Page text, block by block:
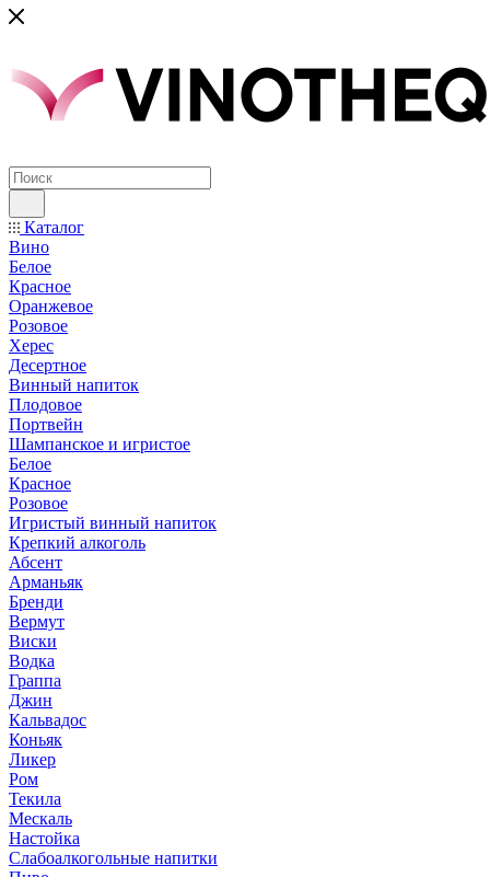
Каталог
Вино
Белое
Красное
Оранжевое
Розовое
Херес
Десертное
Винный напиток
Плодовое
Портвейн
Шампанское и игристое
Белое
Красное
Розовое
Игристый винный напиток
Крепкий алкоголь
Абсент
Арманьяк
Бренди
Вермут
Виски
Водка
Граппа
Джин
Кальвадос
Коньяк
Ликер
Ром
Текила
Мескаль
Настойка
Слабоалкогольные напитки